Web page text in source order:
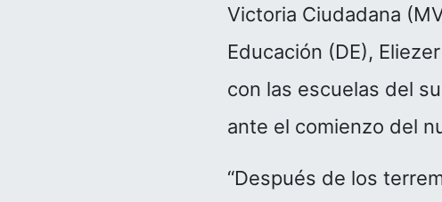
Victoria Ciudadana
Educación (DE),
con las escuelas del
ante el comienzo del
“Después de los